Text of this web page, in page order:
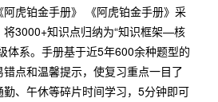
阿虎铂金手册》 《阿虎铂金手册》采
将3000+知识点归纳为“知识框架—核
体系。手册基于近5年600余种题型的
点和温馨提示，使复习重点一目了
、午休等碎片时间学习，5分钟即可